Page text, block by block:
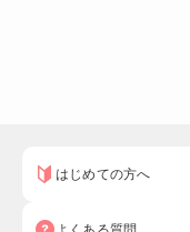
はじめての方へ